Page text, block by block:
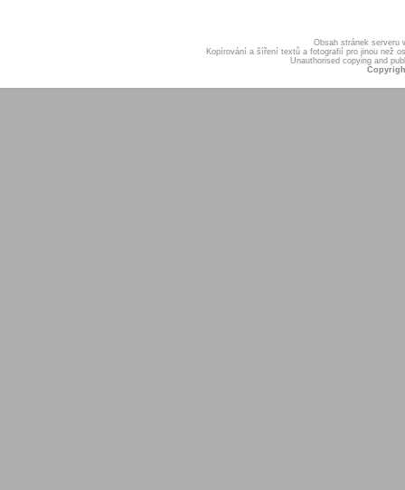
Obsah stránek serveru
Kopírování a šíření textů a fotografií pro jinou než
Unauthorised copying and